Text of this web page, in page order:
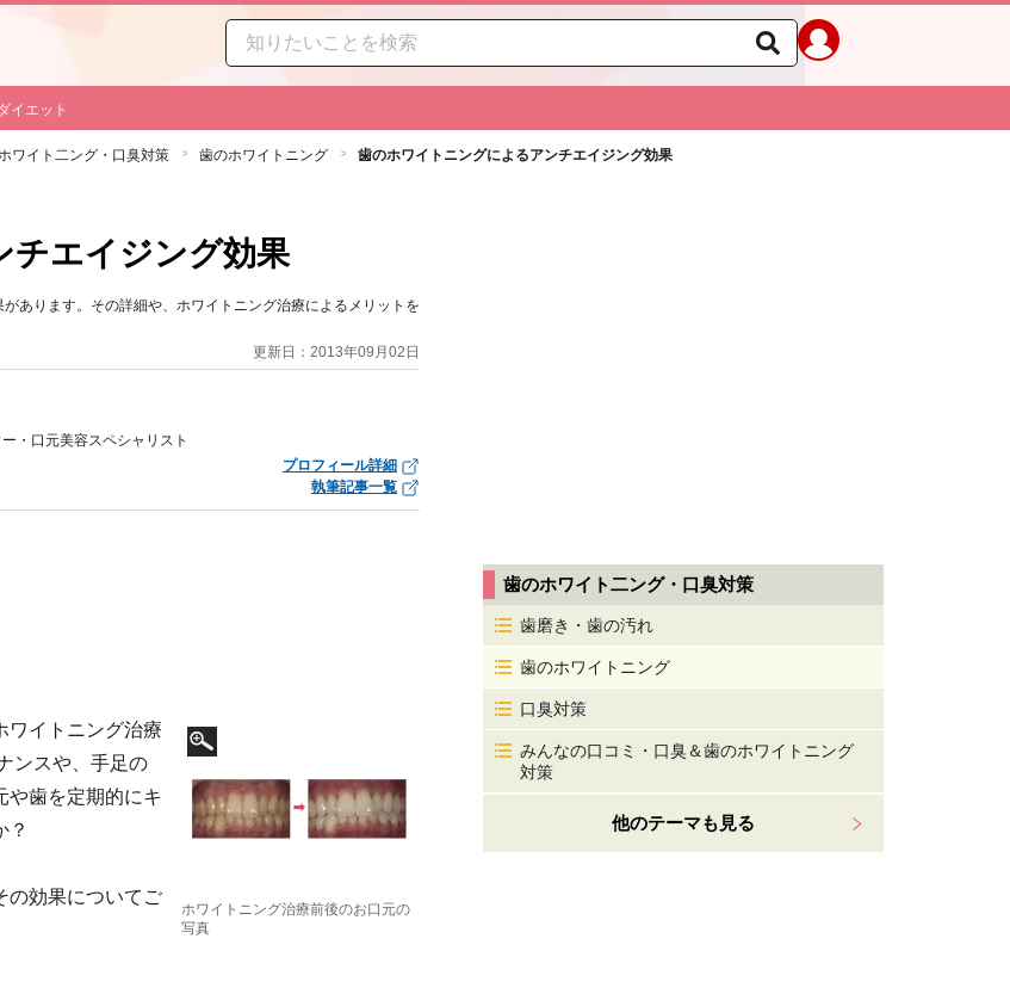
イエット
ワイト二ング・口臭対策 歯のホワイトニング 歯のホワイトニングによるアンチエイジング効果
チエイジング効果
あります。その詳細や、ホワイトニング治療によるメリットを
更新日：2013年09月02日
・口元美容スペシャリスト
プロフィール詳細
執筆記事一覧
ホワイトニング治療前後のお口元の
写真
ワイトニング治療
ンスや、手足の
や歯を定期的にキ
？
の効果についてご
歯のホワイト二ング・口臭対策
歯磨き・歯の汚れ
歯のホワイトニング
口臭対策
みんなの口コミ・口臭＆歯のホワイトニング
対策
他のテーマも見る